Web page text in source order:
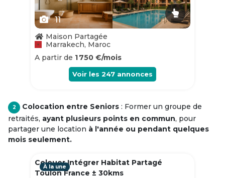
11
Maison Partagée
Marrakech, Maroc
A partir de 1 750 €/mois
Voir les 247 annonces
2 Colocation entre Seniors : Former un groupe de
retraités, ayant plusieurs points en commun, pour
partager une location à l'année ou pendant quelques
mois seulement.
Colouer Intégrer Habitat Partagé
Toulon France ± 30kms
À la une